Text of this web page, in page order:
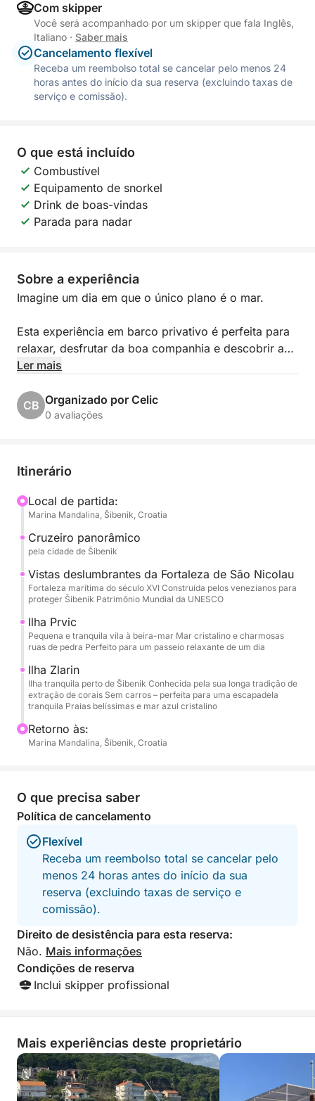
Com skipper
Você será acompanhado por um skipper que fala Inglês,
Italiano · Saber mais
Cancelamento flexível
Receba um reembolso total se cancelar pelo menos 24
horas antes do início da sua reserva (excluindo taxas de
serviço e comissão).
O que está incluído
Combustível
Equipamento de snorkel
Drink de boas-vindas
Parada para nadar
Sobre a experiência
Imagine um dia em que o único plano é o mar.
Esta experiência em barco privativo é perfeita para
relaxar, desfrutar da boa companhia e descobrir as
ilhas ao seu próprio ritmo. Seja para passar tempo
algo especial para a sua equipe, o dia se desenrola
exatamente como você deseja.
tradicional, cheio de charme e personalidade
bastante espaço para relaxar, tomar sol, conversar
ou simplesmente observar a costa passar. A partida
geralmente é de Šibenik, mas o ponto de partida e o
horário são flexíveis — este é o seu dia.
Ao deixar o porto, você navegará pela paisagem
histórica de Šibenik e pela imponente Fortaleza de
São Nicolau. De lá, as ilhas o aguardam. Você pode
parar em Prvić ou Zlarin para um passeio tranquilo,
um café à beira-mar ou simplesmente para absorver
a atmosfera relaxante das ilhas. Mais tarde, a âncora
é lançada em uma baía tranquila, onde a água é
cristalina, calma e convidativa — perfeita para
nadar, mergulhar com snorkel ou simplesmente
flutuar sob o sol.
pequena cozinha, um banheiro e equipamentos de
snorkel.
Sem horários rígidos. Sem pressa.
Apenas um dia relaxante no mar, feito sob medida
para você.
Ler mais
CB Organizado por Celic
0 avaliações
Itinerário
Local de partida:
Marina Mandalina, Šibenik, Croatia
Cruzeiro panorâmico
pela cidade de Šibenik
Vistas deslumbrantes da Fortaleza de São Nicolau
Fortaleza marítima do século XVI Construída pelos venezianos para
proteger Šibenik Patrimônio Mundial da UNESCO
Ilha Prvic
Pequena e tranquila vila à beira-mar Mar cristalino e charmosas
ruas de pedra Perfeito para um passeio relaxante de um dia
Ilha Zlarin
Ilha tranquila perto de Šibenik Conhecida pela sua longa tradição de
extração de corais Sem carros – perfeita para uma escapadela
tranquila Praias belíssimas e mar azul cristalino
Retorno às:
Marina Mandalina, Šibenik, Croatia
O que precisa saber
Política de cancelamento
Flexível
Receba um reembolso total se cancelar pelo
menos 24 horas antes do início da sua
reserva (excluindo taxas de serviço e
comissão).
Direito de desistência para esta reserva:
Não. Mais informações
Condições de reserva
Inclui skipper profissional
Mais experiências deste proprietário